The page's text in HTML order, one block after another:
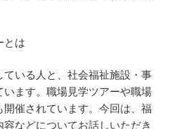
とは
いる人と、社会福祉施設・事
ます。職場見学ツアーや職場
催されています。今回は、福
などについてお話しいただき